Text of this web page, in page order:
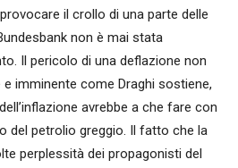
il crollo di una parte delle
non è mai stata
Il pericolo di una deflazione non
imminente come Draghi sostiene,
avrebbe a che fare con
del petrolio greggio. Il fatto che la
perplessità dei propagonisti del